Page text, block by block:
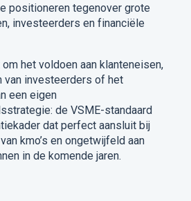
positioneren tegenover grote
investeerders en financiële
het voldoen aan klanteneisen,
van investeerders of het
een eigen
de VSME-standaard
dat perfect aansluit bij
kmo’s en ongetwijfeld aan
in de komende jaren.